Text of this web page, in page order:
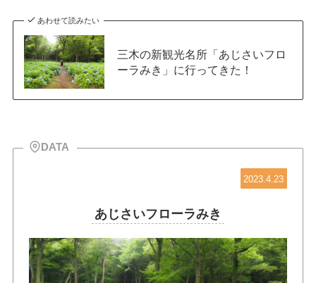
あわせて読みたい
三木の新観光名所「あじさいフロ
ーラみき」に行ってきた！
DATA
2023.4.23
あじさいフローラみき